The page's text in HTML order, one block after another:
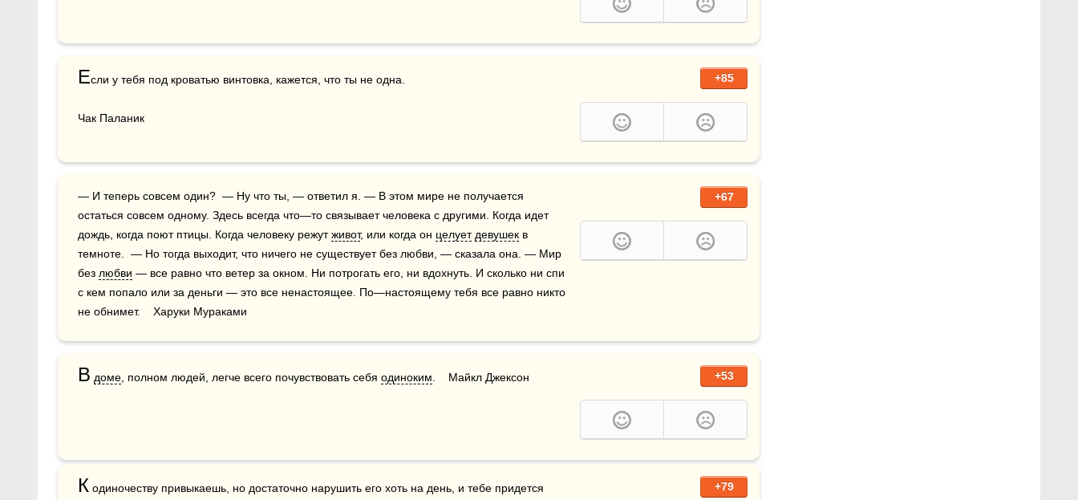
+85
Если у тебя под кроватью винтовка, кажется, что ты не одна.
Чак Паланик
+67
— И теперь совсем один?  — Ну что ты, — ответил я. — В этом мире не получается
остаться совсем одному. Здесь всегда что—то связывает человека с другими. Когда идет
дождь, когда поют птицы. Когда человеку режут живот, или когда он целует девушек в
темноте.  — Но тогда выходит, что ничего не существует без любви, — сказала она. — Мир
без любви — все равно что ветер за окном. Ни потрогать его, ни вдохнуть. И сколько ни спи
с кем попало или за деньги — это все ненастоящее. По—настоящему тебя все равно никто
не обнимет.    Харуки Мураками
+53
В доме , полном людей, легче всего почувствовать себя одиноким .    Майкл Джексон
+79
К одиночеству привыкаешь, но достаточно нарушить его хоть на день, и тебе придется